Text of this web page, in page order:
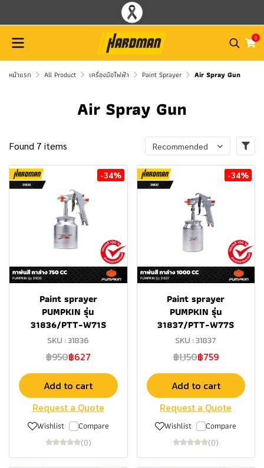
0
หน้าแรก All Product เครื่องมือไฟฟ้า Paint Sprayer Air Spray Gun
Air Spray Gun
Found 7 items Recommended
-34%
Paint sprayer
PUMPKIN รุ่น
31836/PTT-W71S
SKU : 31836
฿950฿627
Add to cart
Request a Quote
Wishlist Compare
(0)
-34%
Paint sprayer
PUMPKIN รุ่น
31837/PTT-W77S
SKU : 31837
฿1,150฿759
Add to cart
Request a Quote
Wishlist Compare
(0)